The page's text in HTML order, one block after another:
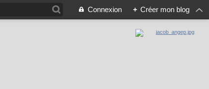
Connexion + Créer mon blog